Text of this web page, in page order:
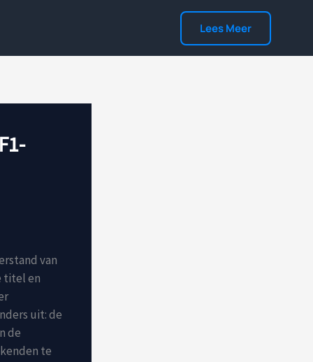
Lees Meer
van
titel en
uit: de
de
te